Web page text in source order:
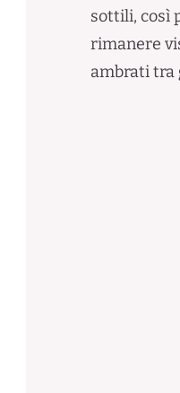
sottili, così
rimanere
ambrati tra